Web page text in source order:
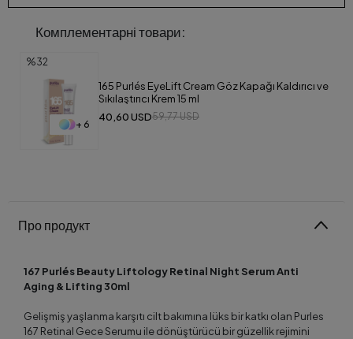
Комплементарні товари:
%32
+ 6
165 Purlés EyeLift Cream Göz Kapağı Kaldırıcı ve
Sıkılaştırıcı Krem 15 ml
40,60 USD59,77 USD
Про продукт
167 Purlés Beauty Liftology Retinal Night Serum Anti
Aging & Lifting 30ml
Gelişmiş yaşlanma karşıtı cilt bakımına lüks bir katkı olan Purles
167 Retinal Gece Serumu ile dönüştürücü bir güzellik rejimini